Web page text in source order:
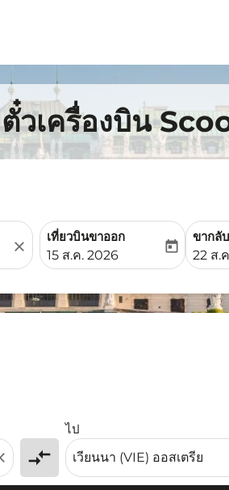
วเครื่องบิน
close
เที่ยวบินขาออก
fc-booking-departure-date-
15 ส.ค. 2026
today
ขากลับ
fc-
22 ส.
compare_arrows
ไป
เพื่อค้นหาข้อเสนอ